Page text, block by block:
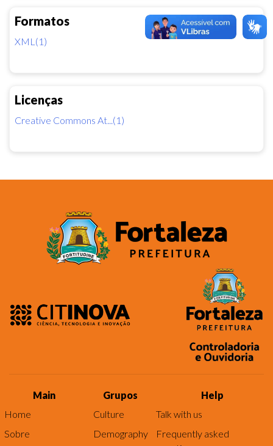
Formatos
XML(1)
Licenças
Creative Commons At...(1)
Main
Home
Sobre
Grupos
Culture
Demography
Help
Talk with us
Frequently asked